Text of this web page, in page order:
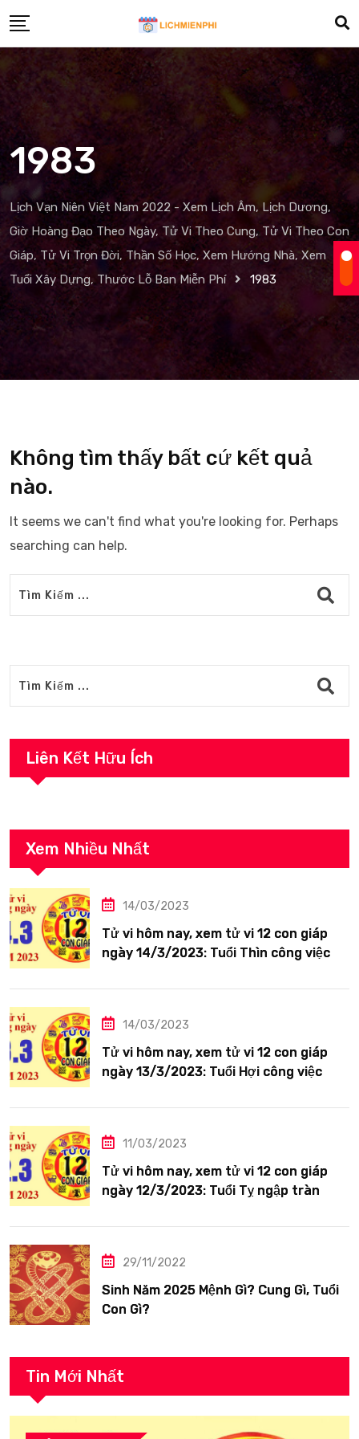
to
content
1983
Lịch Vạn Niên Việt Nam 2022 - Xem Lịch Âm, Lịch Dương,
Giờ Hoàng Đạo Theo Ngày, Tử Vi Theo Cung, Tử Vi Theo Con
Giáp, Tử Vi Trọn Đời, Thần Số Học, Xem Hướng Nhà, Xem
Tuổi Xây Dựng, Thước Lỗ Ban Miễn Phí
1983
Không tìm thấy bất cứ kết quả
nào.
It seems we can't find what you're looking for. Perhaps
searching can help.
Liên Kết Hữu Ích
Xem Nhiều Nhất
14/03/2023
Tử vi hôm nay, xem tử vi 12 con giáp
ngày 14/3/2023: Tuổi Thìn công việc
14/03/2023
Tử vi hôm nay, xem tử vi 12 con giáp
ngày 13/3/2023: Tuổi Hợi công việc
11/03/2023
Tử vi hôm nay, xem tử vi 12 con giáp
ngày 12/3/2023: Tuổi Tỵ ngập tràn
29/11/2022
Sinh Năm 2025 Mệnh Gì? Cung Gì, Tuổi
Con Gì?
Tin Mới Nhất